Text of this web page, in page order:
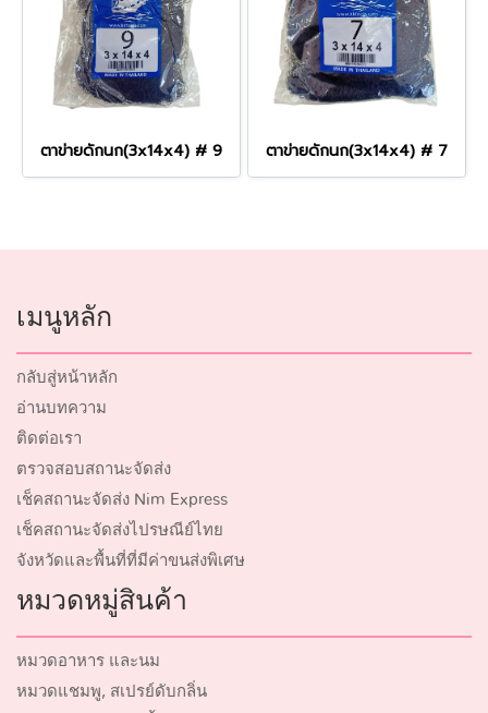
ตาข่ายดักนก(3x14x4) # 9 ตาข่ายดักนก(3x14x4) # 7
เมนูหลัก
กลับสู่หน้าหลัก
อ่านบทความ
ติดต่อเรา
ตรวจสอบสถานะจัดส่ง
เช็คสถานะจัดส่ง Nim Express
เช็คสถานะจัดส่งไปรษณีย์ไทย
จังหวัดและพื้นที่ที่มีค่าขนส่งพิเศษ
หมวดหมู่สินค้า
หมวดอาหาร และนม
หมวดแชมพู, สเปรย์ดับกลิ่น